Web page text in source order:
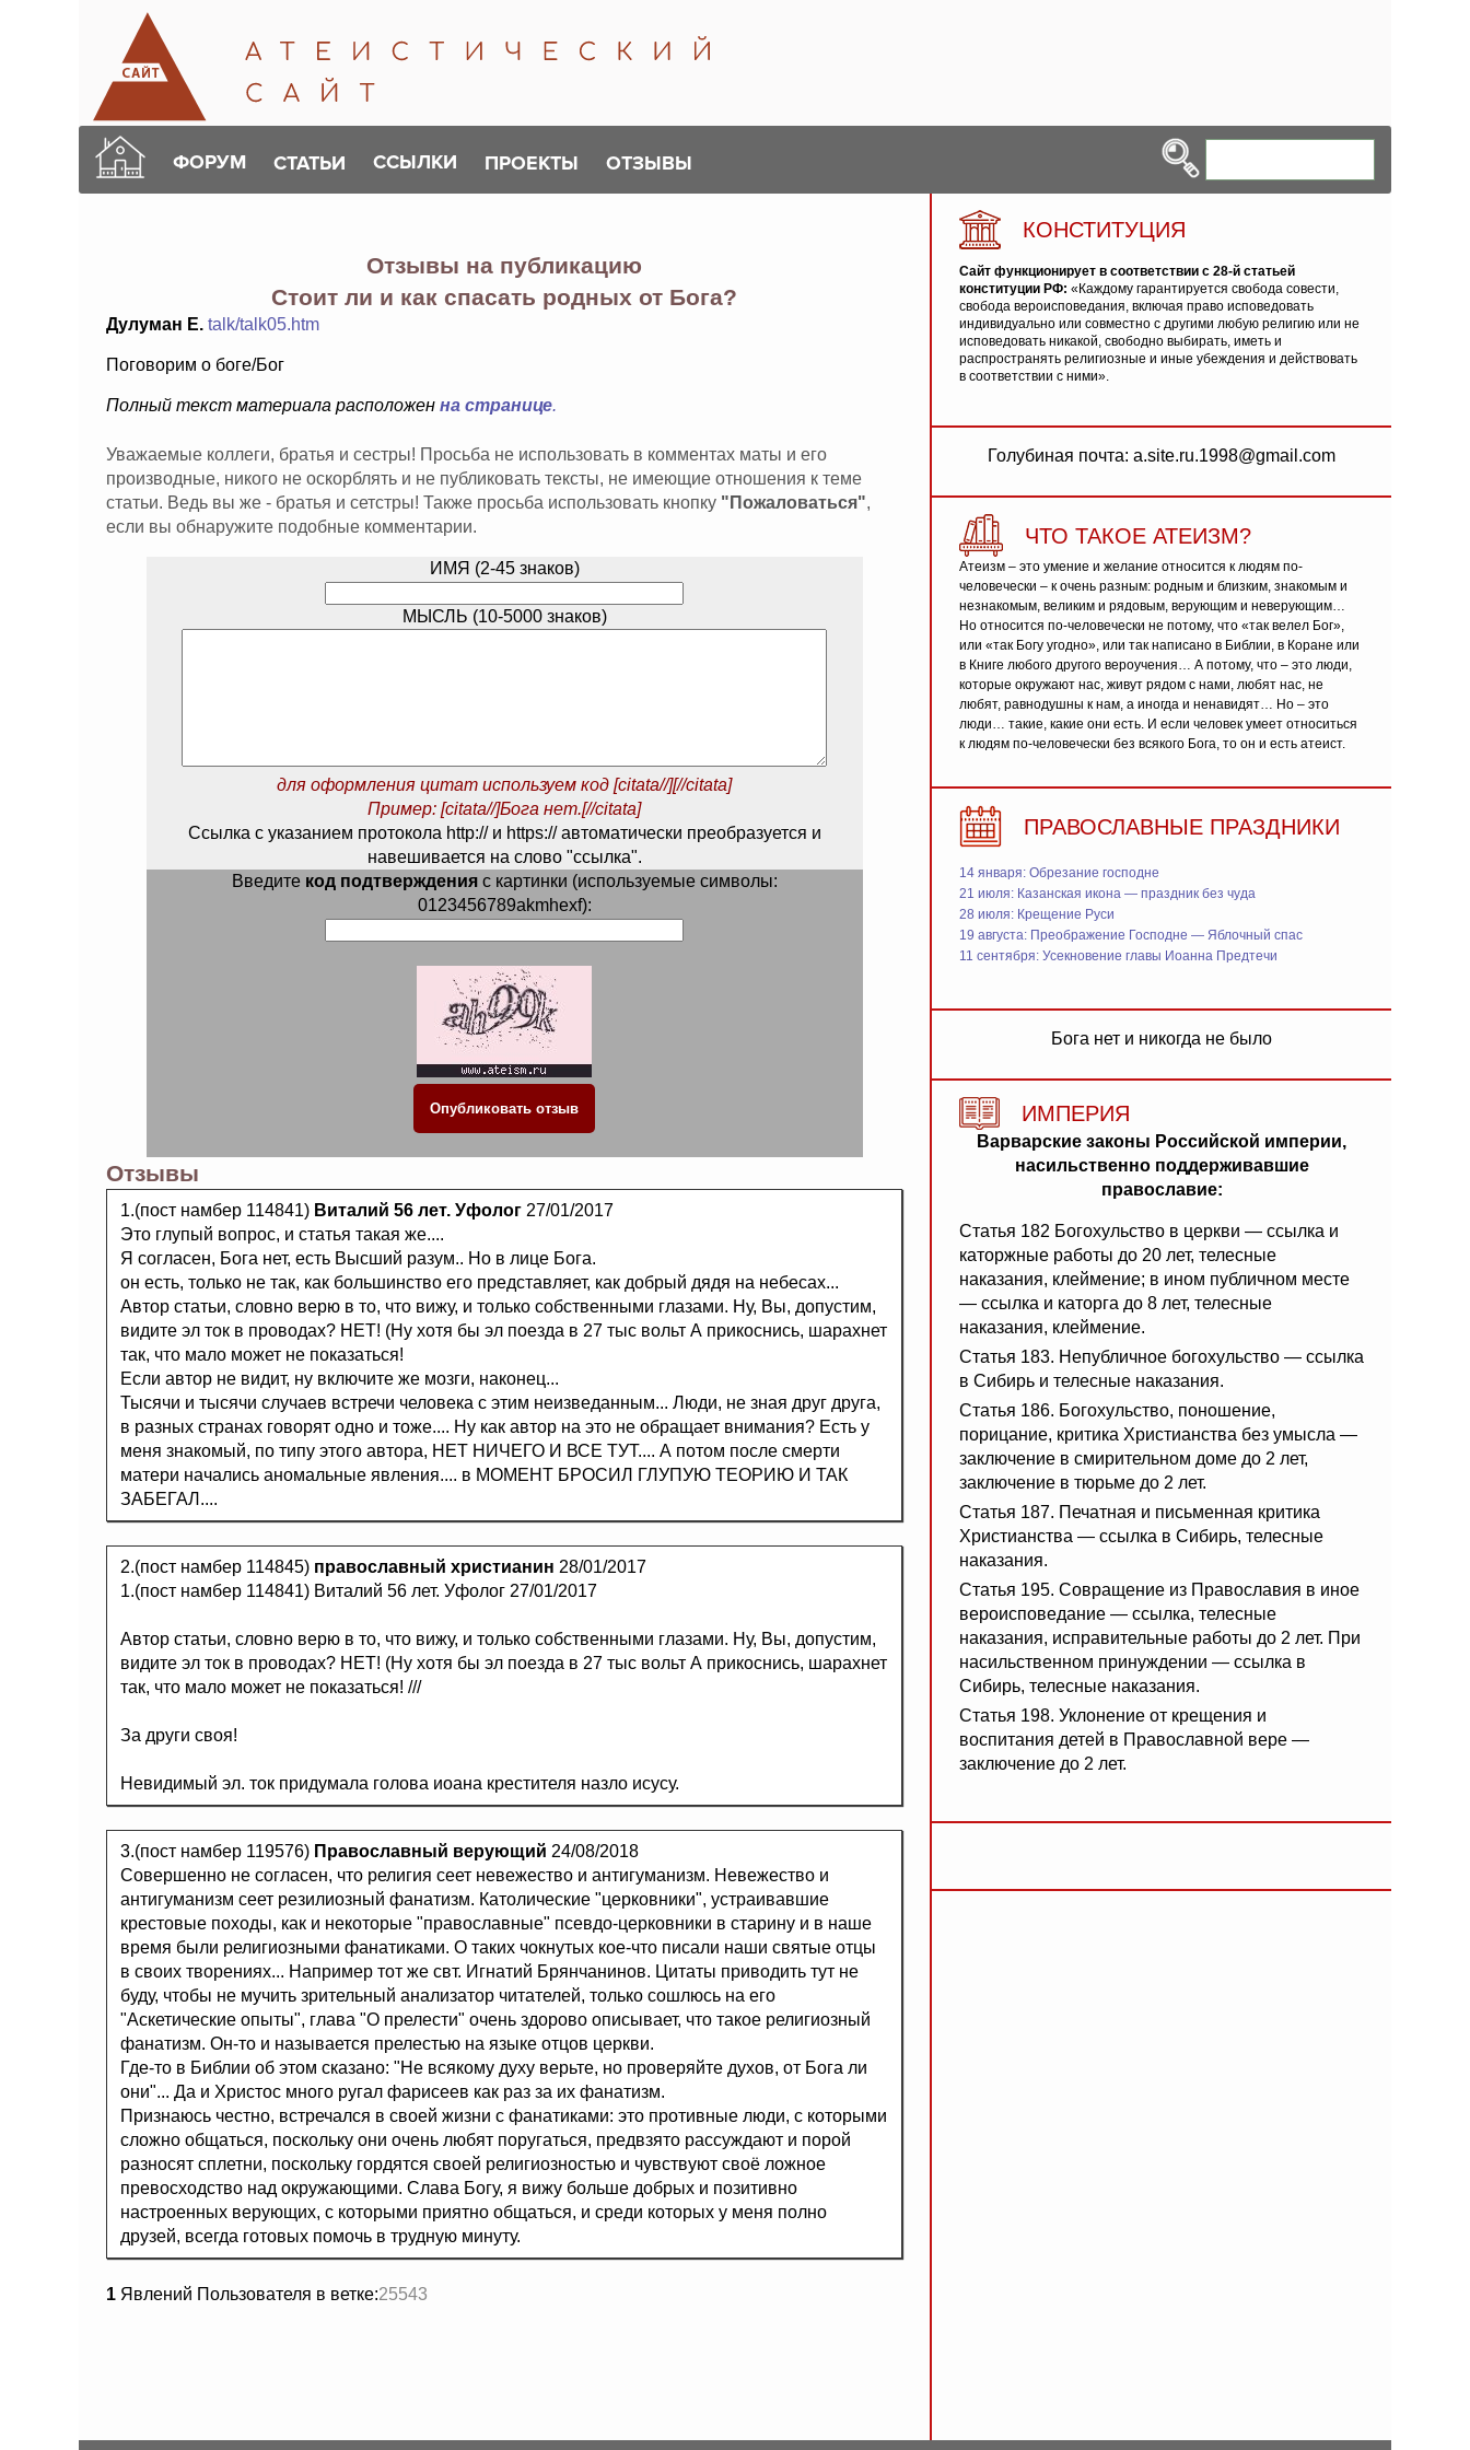
ФОРУМ СТАТЬИ ССЫЛКИ ПРОЕКТЫ ОТЗЫВЫ
Отзывы на публикацию
Стоит ли и как спасать родных от Бога?
Дулуман Е. talk/talk05.htm
Поговорим о боге/Бог
Полный текст материала расположен на странице.
Уважаемые коллеги, братья и сестры! Просьба не использовать в комментах маты и его
производные, никого не оскорблять и не публиковать тексты, не имеющие отношения к теме
статьи. Ведь вы же - братья и сетстры! Также просьба использовать кнопку "Пожаловаться",
если вы обнаружите подобные комментарии.
ИМЯ (2-45 знаков)
МЫСЛЬ (10-5000 знаков)
для оформления цитат используем код [citata//][//citata]
Пример: [citata//]Бога нет.[//citata]
Ссылка с указанием протокола http:// и https:// автоматически преобразуется и
навешивается на слово "ссылка".
Введите код подтвержденияс картинки (используемые символы:
0123456789akmhexf):
Отзывы
1.(пост намбер 114841) Виталий 56 лет. Уфолог 27/01/2017
Это глупый вопрос, и статья такая же....
Я согласен, Бога нет, есть Высший разум.. Но в лице Бога.
он есть, только не так, как большинство его представляет, как добрый дядя на небесах...
Автор статьи, словно верю в то, что вижу, и только собственными глазами. Ну, Вы, допустим,
видите эл ток в проводах? НЕТ! (Ну хотя бы эл поезда в 27 тыс вольт А прикоснись, шарахнет
так, что мало может не показаться!
Если автор не видит, ну включите же мозги, наконец...
Тысячи и тысячи случаев встречи человека с этим неизведанным... Люди, не зная друг друга,
в разных странах говорят одно и тоже.... Ну как автор на это не обращает внимания? Есть у
меня знакомый, по типу этого автора, НЕТ НИЧЕГО И ВСЕ ТУТ.... А потом после смерти
матери начались аномальные явления.... в МОМЕНТ БРОСИЛ ГЛУПУЮ ТЕОРИЮ И ТАК
ЗАБЕГАЛ....
2.(пост намбер 114845) православный христианин 28/01/2017
1.(пост намбер 114841) Виталий 56 лет. Уфолог 27/01/2017
Автор статьи, словно верю в то, что вижу, и только собственными глазами. Ну, Вы, допустим,
видите эл ток в проводах? НЕТ! (Ну хотя бы эл поезда в 27 тыс вольт А прикоснись, шарахнет
так, что мало может не показаться! ///
За други своя!
Невидимый эл. ток придумала голова иоана крестителя назло исусу.
3.(пост намбер 119576) Православный верующий 24/08/2018
Совершенно не согласен, что религия сеет невежество и антигуманизм. Невежество и
антигуманизм сеет резилиозный фанатизм. Католические "церковники", устраивавшие
крестовые походы, как и некоторые "православные" псевдо-церковники в старину и в наше
время были религиозными фанатиками. О таких чокнутых кое-что писали наши святые отцы
в своих творениях... Например тот же свт. Игнатий Брянчанинов. Цитаты приводить тут не
буду, чтобы не мучить зрительный анализатор читателей, только сошлюсь на его
"Аскетические опыты", глава "О прелести" очень здорово описывает, что такое религиозный
фанатизм. Он-то и называется прелестью на языке отцов церкви.
Где-то в Библии об этом сказано: "Не всякому духу верьте, но проверяйте духов, от Бога ли
они"... Да и Христос много ругал фарисеев как раз за их фанатизм.
Признаюсь честно, встречался в своей жизни с фанатиками: это противные люди, с которыми
сложно общаться, поскольку они очень любят поругаться, предвзято рассуждают и порой
разносят сплетни, поскольку гордятся своей религиозностью и чувствуют своё ложное
превосходство над окружающими. Слава Богу, я вижу больше добрых и позитивно
настроенных верующих, с которыми приятно общаться, и среди которых у меня полно
друзей, всегда готовых помочь в трудную минуту.
1 Явлений Пользователя в ветке:25543
КОНСТИТУЦИЯ
Сайт функционирует в соответствии с 28-й статьей
конституции РФ: «Каждому гарантируется свобода совести,
свобода вероисповедания, включая право исповедовать
индивидуально или совместно с другими любую религию или не
исповедовать никакой, свободно выбирать, иметь и
распространять религиозные и иные убеждения и действовать
в соответствии с ними».
Голубиная почта: a.site.ru.1998@gmail.com
ЧТО ТАКОЕ АТЕИЗМ?
Атеизм – это умение и желание относится к людям по-
человечески – к очень разным: родным и близким, знакомым и
незнакомым, великим и рядовым, верующим и неверующим…
Но относится по-человечески не потому, что «так велел Бог»,
или «так Богу угодно», или так написано в Библии, в Коране или
в Книге любого другого вероучения… А потому, что – это люди,
которые окружают нас, живут рядом с нами, любят нас, не
любят, равнодушны к нам, а иногда и ненавидят… Но – это
люди… такие, какие они есть. И если человек умеет относиться
к людям по-человечески без всякого Бога, то он и есть атеист.
ПРАВОСЛАВНЫЕ ПРАЗДНИКИ
14 января: Обрезание господне
21 июля: Казанская икона — праздник без чуда
28 июля: Крещение Руси
19 августа: Преображение Господне — Яблочный спас
11 сентября: Усекновение главы Иоанна Предтечи
Бога нет и никогда не было
ИМПЕРИЯ
Варварские законы Российской империи,
насильственно поддерживавшие
православие:
Статья 182 Богохульство в церкви — ссылка и
каторжные работы до 20 лет, телесные
наказания, клеймение; в ином публичном месте
— ссылка и каторга до 8 лет, телесные
наказания, клеймение.
Статья 183. Непубличное богохульство — ссылка
в Сибирь и телесные наказания.
Статья 186. Богохульство, поношение,
порицание, критика Христианства без умысла —
заключение в смирительном доме до 2 лет,
заключение в тюрьме до 2 лет.
Статья 187. Печатная и письменная критика
Христианства — ссылка в Сибирь, телесные
наказания.
Статья 195. Совращение из Православия в иное
вероисповедание — ссылка, телесные
наказания, исправительные работы до 2 лет. При
насильственном принуждении — ссылка в
Сибирь, телесные наказания.
Статья 198. Уклонение от крещения и
воспитания детей в Православной вере —
заключение до 2 лет.